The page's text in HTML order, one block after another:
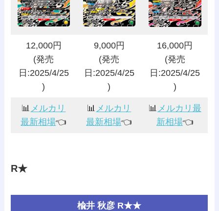
12,000円
(発売
日:2025/4/25
)
9,000円
(発売
日:2025/4/25
)
16,000円
(発売
日:2025/4/25
)
📊 メルカリ
最新相場👈️
📊 メルカリ
最新相場👈️
📊 メルカリ最
新相場👈️
R★
楡井 秋彦 R★★